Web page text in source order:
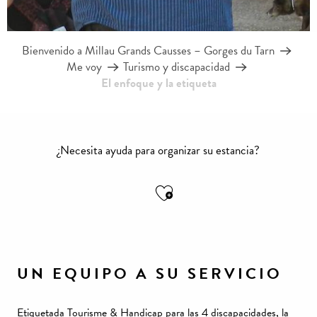
Bienvenido a Millau Grands Causses – Gorges du Tarn
Me voy
Turismo y discapacidad
El enfoque y la etiqueta
¿Necesita ayuda para organizar su estancia?
Ajouter aux favoris
UN EQUIPO A SU SERVICIO
Etiquetada Tourisme & Handicap para las 4 discapacidades, la